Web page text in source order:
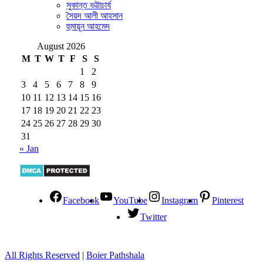
সুকান্ত ভট্টাচার্য
সৈয়দ আলী আহসান
হুমায়ূন আহমেদ
August 2026
M T W T F S
S
1
2
3
4 5 6 7 8
9
10 11 12 13 14 15 16
17 18 19 20 21 22 23
24 25 26 27 28 29 30
31
« Jan
Facebook YouTube Instagram
Pinterest
Twitter
All Rights Reserved | Boier Pathshala